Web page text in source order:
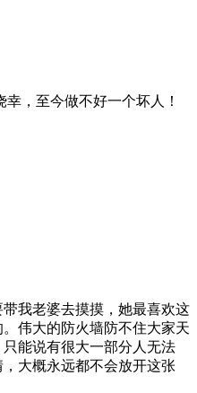
，至今做不好一个坏人！
我老婆去摸摸，她最喜欢这
伟大的防火墙防不住大家天
能说有很大一部分人无法
，大概永远都不会放开这张